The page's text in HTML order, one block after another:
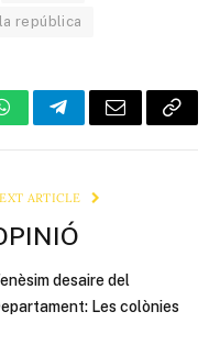
república
WhatsAppTelegramEmail Copy
ARTICLE
desaire del
Les colònies